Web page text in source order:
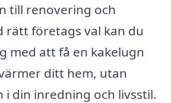
till renovering och
rätt företags val kan du
med att få en kakelugn
ditt hem, utan
i din inredning och livsstil.